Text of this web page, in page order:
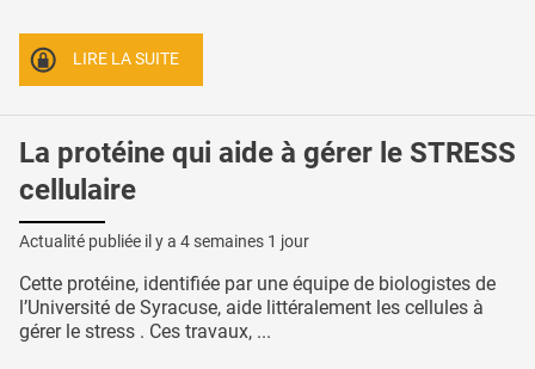
LIRE LA SUITE
La protéine qui aide à gérer le STRESS
cellulaire
Actualité publiée il y a 4 semaines 1 jour
Cette protéine, identifiée par une équipe de biologistes de
l’Université de Syracuse, aide littéralement les cellules à
gérer le stress . Ces travaux, ...